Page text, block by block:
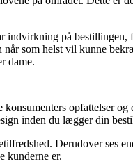
indvirkning på
når som helst vil kunne
dame.
opfattelser
inden du lægger din
Derudover ses
kunderne er.